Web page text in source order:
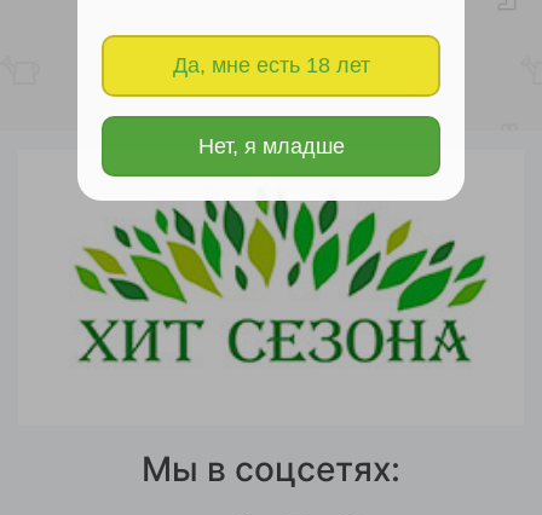
Да, мне есть 18 лет
Нет, я младше
Мы в соцсетях: